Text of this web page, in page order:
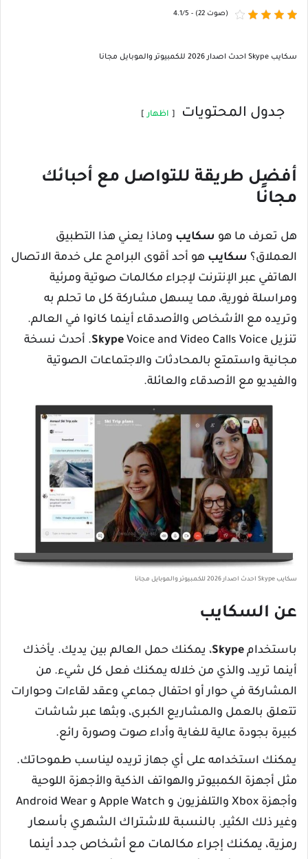
4.1/5 - (22 صوت)
سكايب Skype احدث اصدار 2026 للكمبيوتر والموبايل مجانا
جدول المحتويات اظهار
أفضل طريقة للتواصل مع أحبائك
مجانًا
هل تعرف ما هو سكايب وماذا يعني هذا التطبيق
العملاق؟ سكايب هو أحد أقوى البرامج على خدمة الاتصال
الهاتفي عبر الإنترنت لإجراء مكالمات صوتية ومرئية
ومراسلة فورية، مما يسهل مشاركة كل ما تحلم به
وتريده مع الأشخاص والأصدقاء أينما كانوا في العالم.
تنزيل
SkypeVoice and Video Calls Voice. أحدث نسخة
مجانية واستمتع بالمحادثات والاجتماعات الصوتية
والفيديو مع الأصدقاء والعائلة.
سكايب Skype احدث اصدار 2026 للكمبيوتر والموبايل مجانا
عن السكايب
باستخدام Skype، يمكنك حمل العالم بين يديك. يأخذك
أينما تريد، والذي من خلاله يمكنك فعل كل شيء. من
المشاركة في حوار أو احتفال جماعي وعقد لقاءات وحوارات
تتعلق بالعمل والمشاريع الكبرى، وبثها عبر شاشات
كبيرة بجودة عالية للغاية وأداء صوت وصورة رائع.
يمكنك استخدامه على أي جهاز تريده ليناسب طموحاتك.
مثل أجهزة الكمبيوتر والهواتف الذكية والأجهزة اللوحية
وأجهزة Xbox والتلفزيون و Apple Watch و Android Wear
وغير ذلك الكثير. بالنسبة للاشتراك الشهري بأسعار
رمزية، يمكنك إجراء مكالمات مع أشخاص جدد أينما